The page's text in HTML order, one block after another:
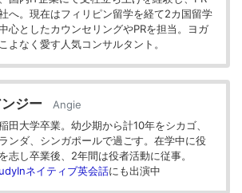
へ。現在はフィリピン留学を経て2カ国留学
心としたカウンセリングやPRを担当。ヨガ
よなく愛す人気コンサルタント。
ジー Angie
田大学卒業。幼少期から計10年をシカゴ、
ンダ、シンガポールで過ごす。在学中に役
志し卒業後、2年間は役者活動に従事。
ネイティブ英会話にも出演中